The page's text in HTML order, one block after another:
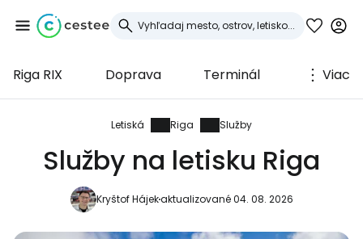
Riga RIX Doprava Terminál Viac
Letiská Riga Služby
Služby na letisku Riga
Kryštof Hájekaktualizované 04. 08. 2026
Prihláste sa do
služby Cestee
... celosvetovej komunity cestovateľov